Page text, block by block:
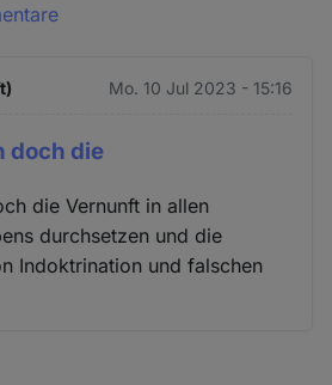
Mo. 10 Jul 2023 - 15:16
doch die
die Vernunft in allen
durchsetzen und die
Indoktrination und falschen